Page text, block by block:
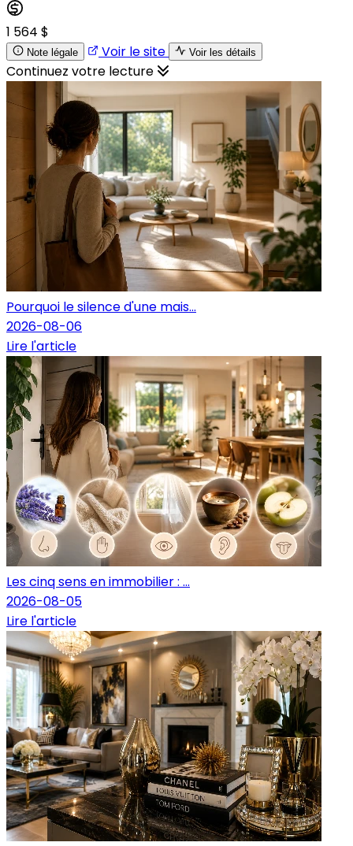
1 564 $
Note légale Voir le site Voir les détails
Continuez votre lecture
Pourquoi le silence d'une mais...
2026-08-06
Lire l'article
Les cinq sens en immobilier : ...
2026-08-05
Lire l'article